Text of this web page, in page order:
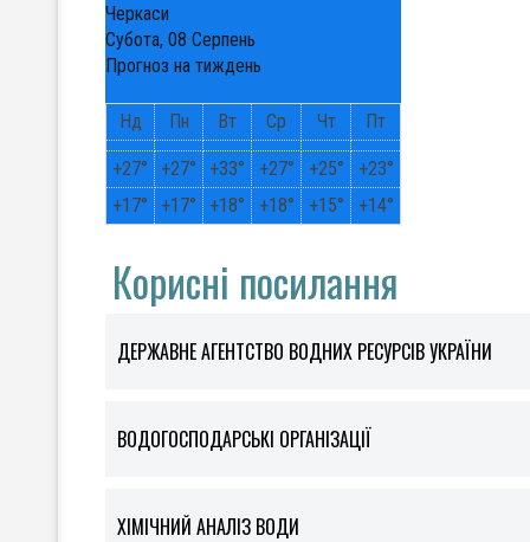
Черкаси
Субота, 08 Серпень
Прогноз на тиждень
Нд Пн Вт Ср Чт Пт
+27° +27° +33° +27° +25° +23°
+17° +17° +18° +18° +15° +14°
Корисні посилання
ДЕРЖАВНЕ АГЕНТСТВО ВОДНИХ РЕСУРСІВ УКРАЇНИ
ВОДОГОСПОДАРСЬКІ ОРГАНІЗАЦІЇ
ХІМІЧНИЙ АНАЛІЗ ВОДИ